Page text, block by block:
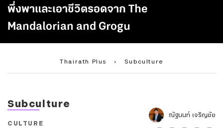
พึ่งพาและเอาชีวิตรอดจาก The
Mandalorian and Grogu
Thairath Plus › Subculture
Subculture
CULTURE
ณัฐนนท์ เจริญชัย